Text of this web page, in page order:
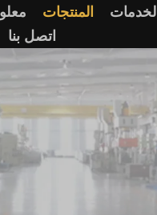
المنتجات الخدمات
اتصل بنا